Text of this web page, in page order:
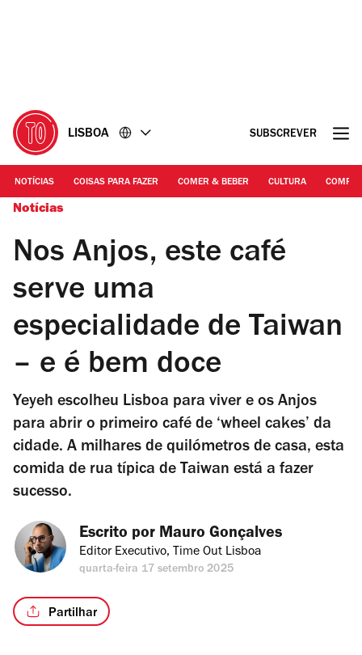
LISBOA SUBSCREVER
NOTÍCIAS COISAS PARA FAZER COMER & BEBER CULTURA
Notícias
Nos Anjos, este café
serve uma
especialidade de Taiwan
– e é bem doce
Yeyeh escolheu Lisboa para viver e os Anjos
para abrir o primeiro café de ‘wheel cakes’ da
cidade. A milhares de quilómetros de casa, esta
comida de rua típica de Taiwan está a fazer
sucesso.
Escrito por Mauro Gonçalves
Editor Executivo, Time Out Lisboa
quarta-feira 17 setembro 2025
Partilhar